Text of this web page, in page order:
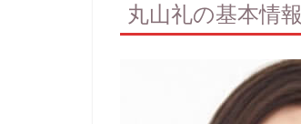
丸山礼の基本情報